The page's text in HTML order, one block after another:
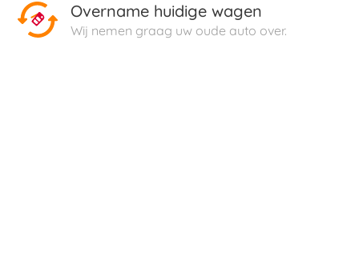
Overname huidige wagen
Wij nemen graag uw oude auto over.